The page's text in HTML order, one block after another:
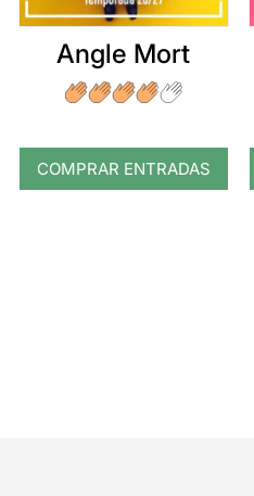
Angle Mort
COMPRAR ENTRADAS